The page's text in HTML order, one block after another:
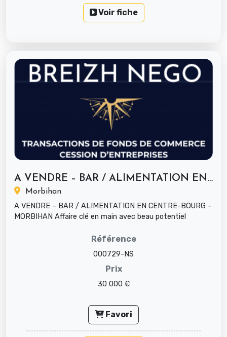
Voir fiche
A VENDRE – BAR / ALIMENTATION EN...
Morbihan
A VENDRE – BAR / ALIMENTATION EN CENTRE-BOURG –
MORBIHAN Affaire clé en main avec beau potentiel
Référence
000729-NS
Prix
30 000 €
Favori